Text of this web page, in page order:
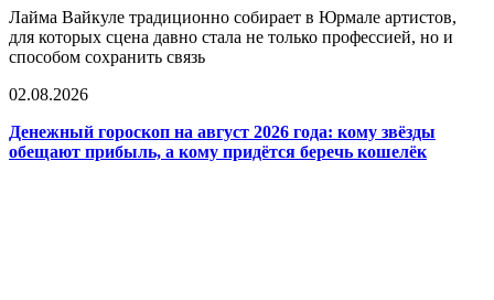
Лайма Вайкуле традиционно собирает в Юрмале артистов,
для которых сцена давно стала не только профессией, но и
способом сохранить связь
02.08.2026
Денежный гороскоп на август 2026 года: кому звёзды
обещают прибыль, а кому придётся беречь кошелёк